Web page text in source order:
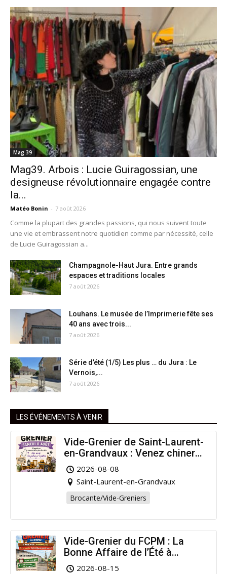
Mag 39
Mag39. Arbois : Lucie Guiragossian, une
designeuse révolutionnaire engagée contre
la...
Matéo Bonin - 7 août 2026
Comme la plupart des grandes passions, qui nous suivent toute
une vie et embrassent notre quotidien comme par nécessité, celle
de Lucie Guiragossian a...
Champagnole-Haut Jura. Entre grands
espaces et traditions locales
7 août 2026
Louhans. Le musée de l’Imprimerie fête ses
40 ans avec trois...
7 août 2026
Série d’été (1/5) Les plus … du Jura : Le
Vernois,...
7 août 2026
LES ÉVÉNEMENTS À VENIR
Vide-Grenier de Saint-Laurent-
en-Grandvaux : Venez chiner
pour la bonne cause !
2026-08-08
Saint-Laurent-en-Grandvaux
Brocante/Vide-Greniers
Vide-Grenier du FCPM : La
Bonne Affaire de l’Été à
Arinthod !
2026-08-15